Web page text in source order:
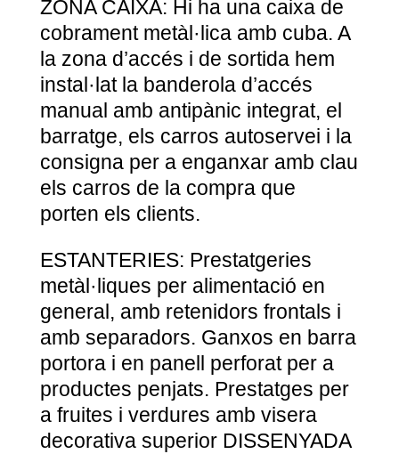
ZONA CAIXA: Hi ha una caixa de
cobrament metàl·lica amb cuba. A
la zona d’accés i de sortida hem
instal·lat la banderola d’accés
manual amb antipànic integrat, el
barratge, els carros autoservei i la
consigna per a enganxar amb clau
els carros de la compra que
porten els clients.
ESTANTERIES: Prestatgeries
metàl·liques per alimentació en
general, amb retenidors frontals i
amb separadors. Ganxos en barra
portora i en panell perforat per a
productes penjats. Prestatges per
a fruites i verdures amb visera
decorativa superior DISSENYADA